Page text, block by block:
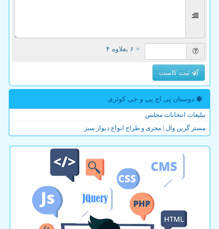
= ۶ بعلاوه ۴
ثبت کامنت
دوستان پی اچ پی و جی كوئری
تبلیغات انتخابات مجلس
مستر گرین وال | مجری و طراح انواع دیوار سبز